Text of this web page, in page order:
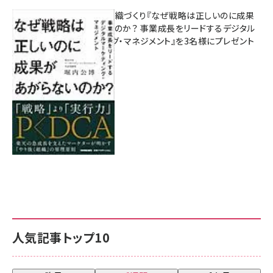
人気記事トップ10
成果を生む組織づくり『なぜ戦略は正しいのに成果
があがらないのか？ 事業成長をリードするデジタル
マーケティング・マネジメント』を3名様にプレゼント
8月7日 10:00